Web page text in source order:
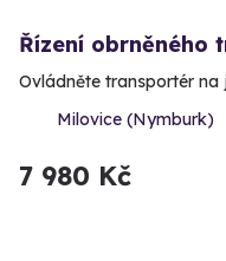
Řízení obrněného
Ovládněte transportér
Milovice (Nymburk)
7 980 Kč